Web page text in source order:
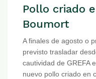
Pollo criado
Boumort
A finales de agosto o
previsto trasladar
cautividad de GREFA
nuevo pollo criado en